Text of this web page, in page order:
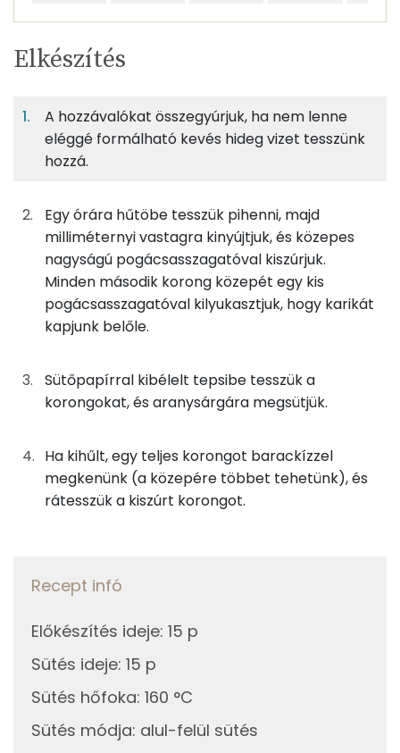
Egy
adagban
6%
Fehérje
60%
Szénhidrát
20%
Zsír
31gmargarin
224 kcal
31gporcukor
121 kcal
10g tojássárgája
32 kcal
0gcitromlé
0 kcal
Összesen
TÁPANYAGTARTALOM
Egy
adagban
8
adagban
100
grammban
TOP ásványi anyagok
Foszfor
Szelén
Magnézium
TOP vitaminok
Kolin:
Niacin - B3 vitamin:
C vitamin:
A vitamin (RAE):
Fehérje
Elkészítés
A hozzávalókat összegyúrjuk, ha nem lenne
eléggé formálható kevés hideg vizet tesszünk
hozzá.
Egy órára hűtöbe tesszük pihenni, majd
milliméternyi vastagra kinyújtjuk, és közepes
nagyságú pogácsasszagatóval kiszúrjuk.
Minden második korong közepét egy kis
pogácsasszagatóval kilyukasztjuk, hogy karikát
kapjunk belőle.
Sütőpapírral kibélelt tepsibe tesszük a
korongokat, és aranysárgára megsütjük.
Ha kihűlt, egy teljes korongot barackízzel
megkenünk (a közepére többet tehetünk), és
rátesszük a kiszúrt korongot.
Recept infó
Előkészítés ideje: 15 p
Sütés ideje: 15 p
Sütés hőfoka: 160 °C
Sütés módja: alul-felül sütés